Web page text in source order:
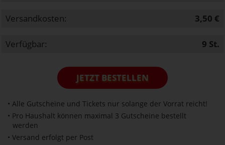
Versandkosten: 3,50 €
Verfügbar: 9 St.
JETZT BESTELLEN
• Alle Gutscheine und Tickets nur solange der Vorrat reicht!
• Pro Haushalt können maximal 3 Gutscheine bestellt
werden
• Versand erfolgt per Post